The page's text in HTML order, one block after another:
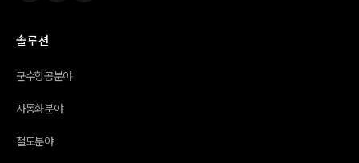
솔루션
군수항공분야
자동화분야
철도분야